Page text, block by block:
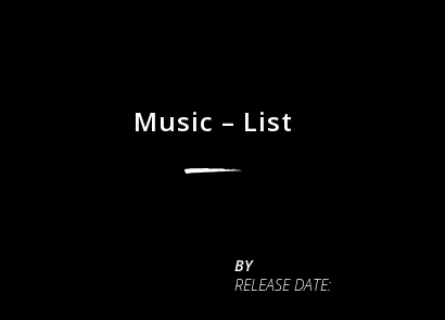
Music – List
BY
RELEASE DATE: